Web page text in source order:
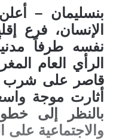
بنسليمان –
الإنسان، فرع
نفسه طرفاً
الرأي العام
قاصر على شرب
أثارت موجة
بالنظر إلى
والاجتماعية على